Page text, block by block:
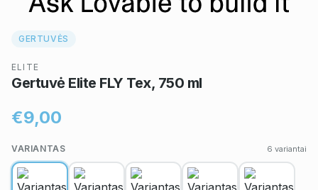
GERTUVĖS
ELITE
Gertuvė Elite FLY Tex, 750 ml
€9,00
VARIANTAS 6 variantai